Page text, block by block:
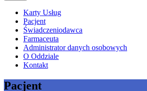
Karty Usług
Pacjent
Świadczeniodawca
Farmaceuta
Administrator danych osobowych
O Oddziale
Kontakt
Pacjent